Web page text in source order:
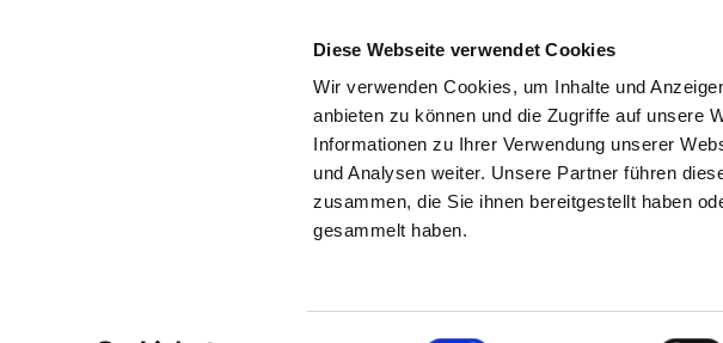
Diese Webseite verwendet Cookies
Wir verwenden Cookies, um Inhalte und
anbieten zu können und die Zugriffe auf unsere
Informationen zu Ihrer Verwendung unserer
und Analysen weiter. Unsere Partner führen
zusammen, die Sie ihnen bereitgestellt haben
gesammelt haben.
Back to the search results